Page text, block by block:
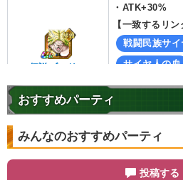
伝説ブロリー
4.0 /10点
・ ATK+30%
【一致するリ
戦闘民族サイ
サイヤ人の血
超激戦
制御不能の力
【発動リンク効
おすすめパーティ
みんなのおすすめパーティ
投稿する